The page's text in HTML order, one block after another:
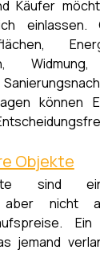
Käufer
einlassen.
können
Objekte
sind
aber nicht
Ein
jemand